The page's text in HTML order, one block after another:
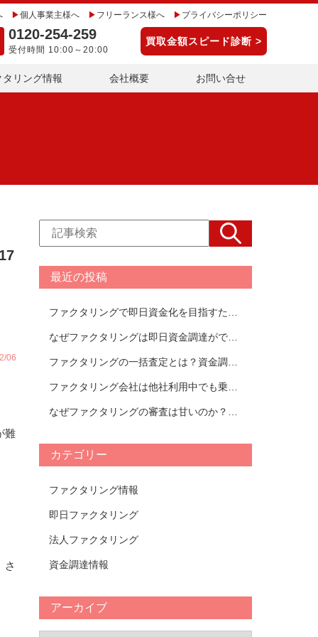
個人事業主様へ フリーランス様へ プライバシーポリシー
0120-254-259
受付時間 10:00～20:00
買取金額スピード診断 >
タリング情報 会社概要 お問い合せ
06
難
さ
最近の投稿
ファクタリングで即日資金化を目指すための注意点を解説！即日ファクタリングできるおすすめ会社TOP17
なぜファクタリングは即日資金調達ができるのか｜ファクタリング会社紹介
ファクタリングの一括査定とは？資金調達の流れとおすすめの活用方法を解説｜おすすめのファクタリング会社TOP14比較表
ファクタリング会社は他社利用中でも乗り換えられる？タイミングやメリットについて解説！【おすすめ会社一覧あり】
なぜファクタリングの審査は甘いのか？審査が甘いファクタリング会社の特徴と審査において重要視されるポイントについて解説！
カテゴリー
ファクタリング情報
即日ファクタリング
法人ファクタリング
資金調達情報
アーカイブ